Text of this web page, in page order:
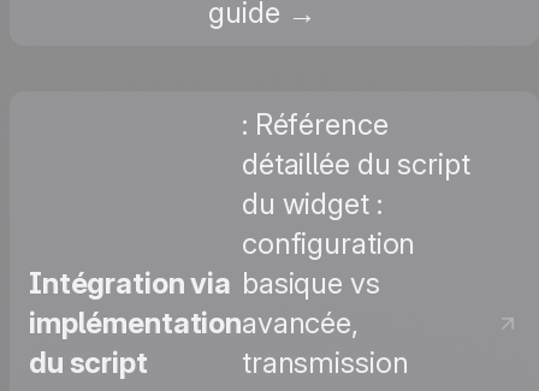
guide →
Intégration via
implémentation
du script
: Référence
détaillée du script
du widget :
configuration
basique vs
avancée,
transmission